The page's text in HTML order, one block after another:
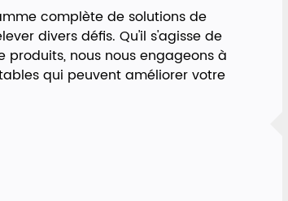
complète de solutions de
divers défis. Qu'il s'agisse de
produits, nous nous engageons à
qui peuvent améliorer votre